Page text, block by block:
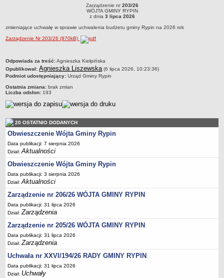
Związki i stowarzyszenia
Rejestr zbiorów danych osobowych
Rejestr instytucji kultury
RODO Klauzule informacyjne
AKTUALNOŚCI I OGŁOSZENIA
Dane teleadresowe
Tabela informacyjna
Czas pracy urzędu
Nr konta bankowego, NIP, REGON
Pracownicy urzędu - urząd gminy
Pracownicy urzędu - baza magazynowo - warsztatowa
Kompetencje referatów
Regulamin organizacyjny
Regulamin naboru na wolne stanowiska urzędnicze
Ogłoszenia o naborze na wolne stanowiska urzędnicze
Lista kandydatów spełniających wymagania formalne w naborach na
Wyniki naboru na wolne stanowiska urzędnicze
Zarządzenie nr 203/26WÓJTA GMINY RYPINz dnia 3 lipca 2026zmieniające uchwałę
w sprawie uchwalenia budżetu gminy Rypin na 2026 rok
Zarządzenie nr203/26
WÓJTA GMINY RYPIN
z dnia 3 lipca 2026
zmieniające uchwałę w sprawie uchwalenia budżetu gminy Rypin na 2026 rok
Zarządzenie Nr 203/26 (970kB)
metryczka
Odpowiada za treść:Agnieszka Kiełpińska
Opublikował: Agnieszka Liszewska (6 lipca 2026, 10:23:36)
Podmiot udostępniający: Urząd Gminy Rypin
Ostatnia zmiana: brak zmian
Liczba odsłon: 193
20 OSTATNIO DODANYCH
Obwieszczenie Wójta Gminy Rypin
Data publikacji: 7 sierpnia 2026
Dział:Aktualności
Obwieszczenie Wójta Gminy Rypin
Data publikacji: 3 sierpnia 2026
Dział:Aktualności
Zarządzenie nr 206/26 WÓJTA GMINY RYPIN
Data publikacji: 31 lipca 2026
Dział:Zarządzenia
Zarządzenie nr 205/26 WÓJTA GMINY RYPIN
Data publikacji: 31 lipca 2026
Dział:Zarządzenia
Uchwała nr XXVI/194/26 RADY GMINY RYPIN
Data publikacji: 31 lipca 2026
Dział: Uchwały